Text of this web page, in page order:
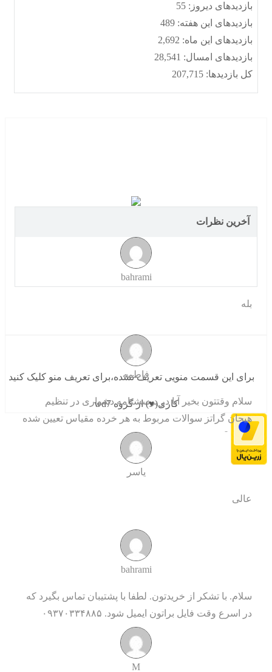
بازدیدهای دیروز: 55
بازدیدهای این هفته:489
بازدیدهای این ماه:2,692
بازدیدهای امسال:28,541
کل بازدیدها:207,715
آخرین نظرات
bahrami
بله
فاطمه
سلام وقتتون بخیر آیا در پرسشنامه دشواری در تنظیم
هیجان گراتز سوالات مربوط به هر خرده مقیاس تعیین شده
هست؟
یاسر
عالی
bahrami
سلام. با تشکر از خریدتون. لطفا با پشتیبان تماس بگیرد که
در اسرع وقت فایل براتون ایمیل شود. ۰۹۳۷۰۳۳۴۸۸۵
M
برای این قسمت منویی تعریف نشده،برای تعریف منو کلیک کنید
کاری(♥) از گروه wd7